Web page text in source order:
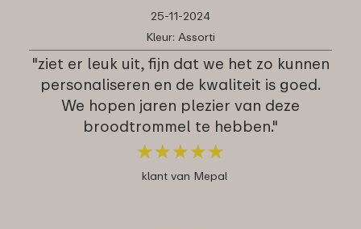
25-11-2024
Kleur: Assorti
"ziet er leuk uit, fijn dat we het zo kunnen
personaliseren en de kwaliteit is goed.
We hopen jaren plezier van deze
broodtrommel te hebben."
★★★★★
★★★★★
klant van Mepal